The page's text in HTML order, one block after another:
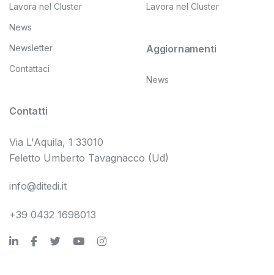
Lavora nel Cluster
News
Newsletter
Contattaci
Lavora nel Cluster
Aggiornamenti
News
Contatti
Via L'Aquila, 1 33010
Feletto Umberto Tavagnacco (Ud)
info@ditedi.it
+39 0432 1698013